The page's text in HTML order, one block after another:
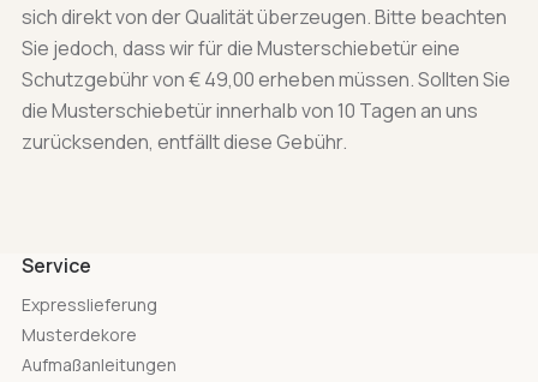
sich direkt von der Qualität überzeugen. Bitte beachten
Sie jedoch, dass wir für die Musterschiebetür eine
Schutzgebühr von € 49,00 erheben müssen. Sollten Sie
die Musterschiebetür innerhalb von 10 Tagen an uns
zurücksenden, entfällt diese Gebühr.
Service
Expresslieferung
Musterdekore
Aufmaßanleitungen